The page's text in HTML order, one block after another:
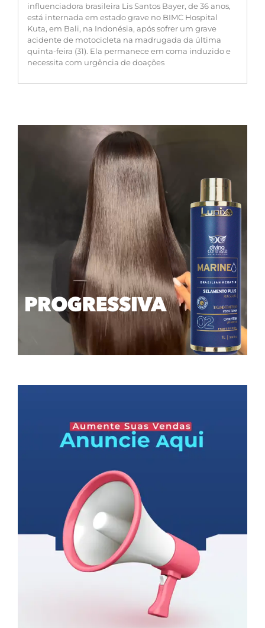
influenciadora brasileira Lis Santos Bayer, de 36 anos,
está internada em estado grave no BIMC Hospital
Kuta, em Bali, na Indonésia, após sofrer um grave
acidente de motocicleta na madrugada da última
quinta-feira (31). Ela permanece em coma induzido e
necessita com urgência de doações